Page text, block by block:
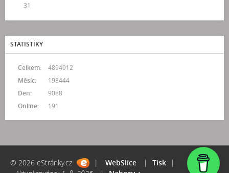
31
STATISTIKY
Online: 191
Celkem:
4894912
Měsíc:
198444
Den:
9088
© 2026 eStránky.cz | WebSlice | Tisk
|